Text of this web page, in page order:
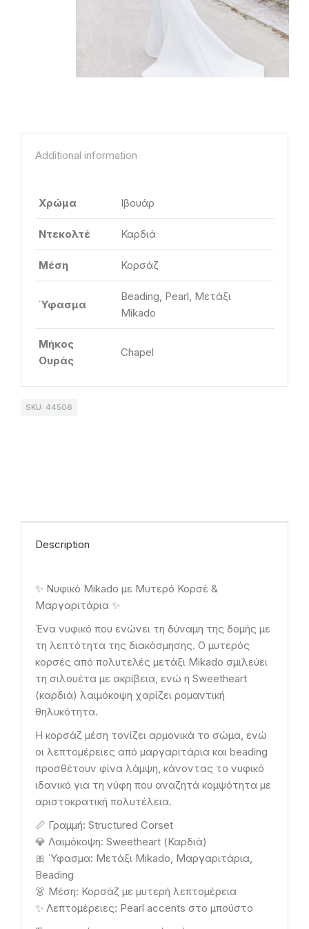
Additional information
Χρώμα Ιβουάρ
Ντεκολτέ Καρδιά
Μέση Κορσάζ
Ύφασμα
Beading, Pearl, Μετάξι
Mikado
Μήκος
Ουράς
Chapel
SKU: 44506
Description
✨ Νυφικό Mikado με Μυτερό Κορσέ &
Μαργαριτάρια ✨
Ένα νυφικό που ενώνει τη δύναμη της δομής με
τη λεπτότητα της διακόσμησης. Ο μυτερός
κορσές από πολυτελές μετάξι Mikado σμιλεύει
τη σιλουέτα με ακρίβεια, ενώ η Sweetheart
(καρδιά) λαιμόκοψη χαρίζει ρομαντική
θηλυκότητα.
Η κορσάζ μέση τονίζει αρμονικά το σώμα, ενώ
οι λεπτομέρειες από μαργαριτάρια και beading
προσθέτουν φίνα λάμψη, κάνοντας το νυφικό
ιδανικό για τη νύφη που αναζητά κομψότητα με
αριστοκρατική πολυτέλεια.
📏 Γραμμή: Structured Corset
💎 Λαιμόκοψη: Sweetheart (Καρδιά)
🎀 Ύφασμα: Μετάξι Mikado, Μαργαριτάρια,
Beading
👗 Μέση: Κορσάζ με μυτερή λεπτομέρεια
✨ Λεπτομέρειες: Pearl accents στο μπούστο